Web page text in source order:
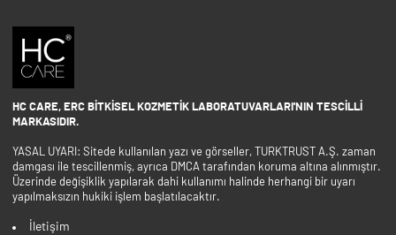
HC CARE, ERC BITKISEL KOZMETIK LABORATUVARLARI'NIN TESCILLI
MARKASIDIR.
YASAL UYARI: Sitede kullanılan yazı ve görseller, TURKTRUST A.Ş. zaman
damgası ile tescillenmiş, ayrıca DMCA tarafından koruma altına alınmıştır.
Üzerinde değişiklik yapılarak dahi kullanımı halinde herhangi bir uyarı
yapılmaksızın hukiki işlem başlatılacaktır.
İletişim